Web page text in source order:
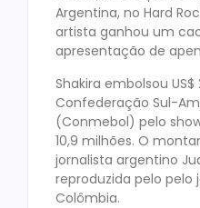
Argentina, no Hard
artista ganhou um
apresentação de
Shakira embolsou
Confederação Sul-
(Conmebol) pelo
10,9 milhões. O
jornalista argentino
reproduzida pelo pelo
Colômbia.